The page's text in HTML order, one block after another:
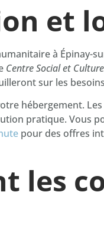
et
à Épinay-
Centre Social et
sur les
hébergement.
pratique. Vous
pour des offres
les